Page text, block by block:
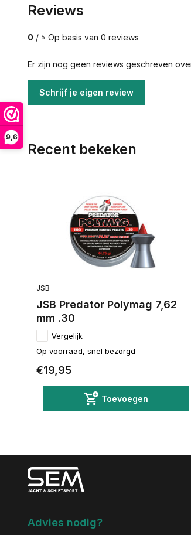
9,6
Reviews
0 / 5 Op basis van 0 reviews
Er zijn nog geen reviews geschreven
Schrijf je eigen review
Recent bekeken
JSB
JSB Predator Polymag 7,62
mm .30
Vergelijk
Op voorraad, snel bezorgd
€19,95
Toevoegen
Advies nodig?